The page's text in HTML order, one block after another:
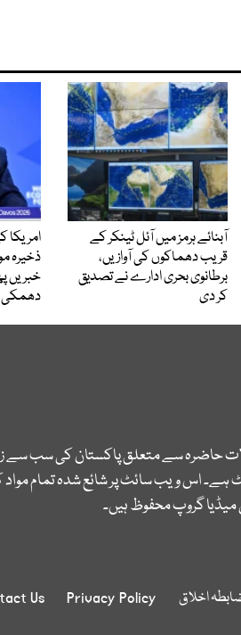
آبنائے ہرمز میں آئل ٹینکر کے
قریب دھماکوں کی آوازیں،
برطانوی بحری ادارے نے تصدیق
کر دی
امریکا
ذخیرہ
خبریں
دھمکی
حاضرہ سے متعلق پاکستان کی سب سے
ہے۔ اس ویب سائٹ پر شائع شدہ تمام
گروپ محفوظ ہیں۔
اخلاق Privacy Policy
Us